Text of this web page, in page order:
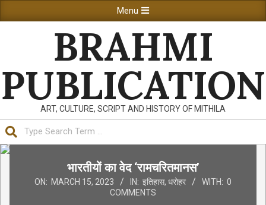
to
Navigation
Menu
BRAHMI
PUBLICATION
ART, CULTURE, SCRIPT AND HISTORY OF MITHILA
भारतीयों का वेद ‘रामचरितमानस’
ON: MARCH 15, 2023 IN: इतिहास, धरोहर WITH: 0
COMMENTS